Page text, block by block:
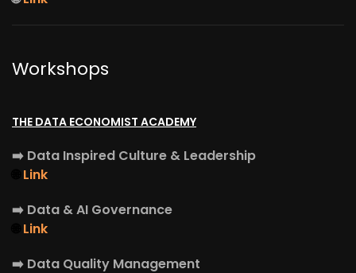
Workshops
THE DATA ECONOMIST ACADEMY
➡️ Data Inspired Culture & Leadership
Link
➡️ Data & AI Governance
Link
➡️ Data Quality Management